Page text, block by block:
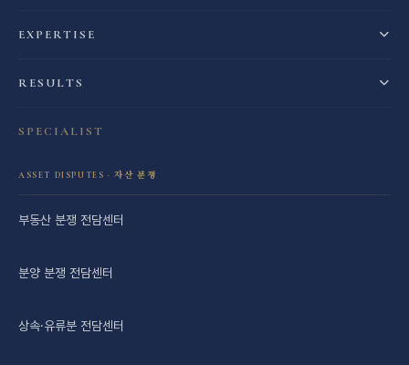
EXPERTISE
RESULTS
SPECIALIST
ASSET DISPUTES · 자산 분쟁
부동산 분쟁 전담센터
분양 분쟁 전담센터
상속·유류분 전담센터